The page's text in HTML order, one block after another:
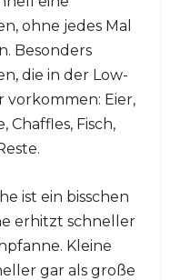
ohne jedes Mal
Besonders
die in der Low-
vorkommen: Eier,
Chaffles, Fisch,
ist ein bisschen
erhitzt schneller
Kleine
gar als große